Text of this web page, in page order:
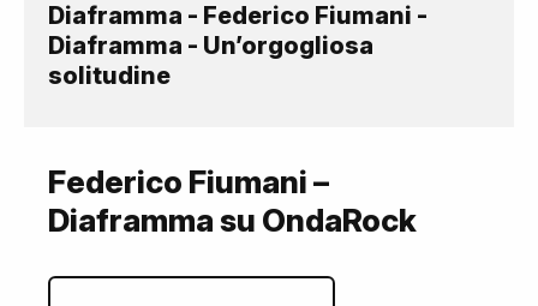
Diaframma - Federico Fiumani -
Diaframma - Un’orgogliosa
solitudine
Federico Fiumani –
Diaframma su OndaRock